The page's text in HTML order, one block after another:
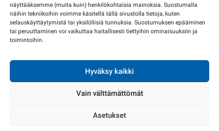
näyttääksemme (muita kuin) henkilökohtaisia mainoksia. Suostumalla
näihin tekniikoihin voimme käsitellä tällä sivustolla tietoja, kuten
selauskäyttäytymistä tai yksilöllisiä tunnuksia. Suostumuksen epääminen
tai peruuttaminen voi vaikuttaa haitallisesti tiettyihin ominaisuuksiin ja
toimintoihin.
Hyväksy kaikki
Vain välttämättömät
Asetukset
USEIN KYSYTYT
AJANKOHTAISTA
yhteyttä ja sovimme korvaavista tuotteista.
Copyright 2024 Sopilka.fi – kaikki oikeudet pidätetään